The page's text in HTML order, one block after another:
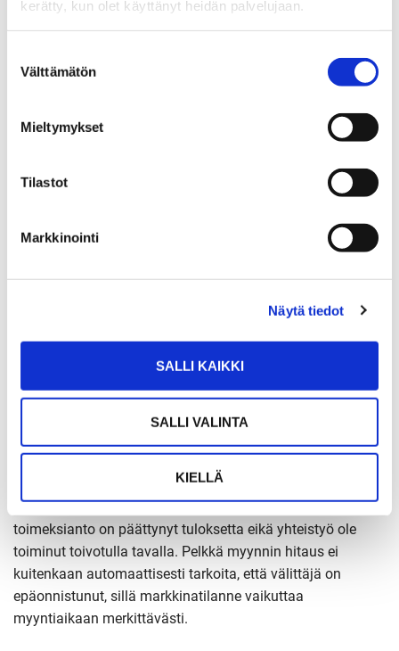
kerätty, kun olet käyttänyt heidän palvelujaan.
valinta
Välttämätön
Mieltymykset
Tilastot
Markkinointi
Näytä tiedot
SALLI KAIKKI
SALLI VALINTA
KIELLÄ
Hinnan tarkistamista toteutuneiden kauppahintojen
perusteella
Markkinointimateriaalin päivittämistä tai
Uusien näyttöjen järjestämistä tai kohdennettua
Myyntikuntoon liittyvien parannusehdotusten
Hyvä välittäjä pitää myyjän ajan tasalla koko prosessin
toimenpiteitä, myyjällä on perusteltu syy kyseenalaistaa
yhteistyön jatkaminen.
Kannattaako vaihtaa välittäjää, jos
asunto ei mene kaupaksi?
Välittäjän vaihtaminen voi olla perusteltua, jos nykyinen
toimeksianto on päättynyt tuloksetta eikä yhteistyö ole
toiminut toivotulla tavalla. Pelkkä myynnin hitaus ei
kuitenkaan automaattisesti tarkoita, että välittäjä on
epäonnistunut, sillä markkinatilanne vaikuttaa
myyntiaikaan merkittävästi.